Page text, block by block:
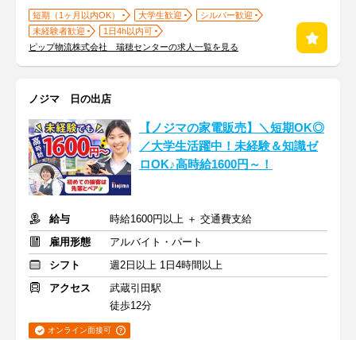
短期（1ヶ月以内OK） 大学生歓迎
シルバー歓迎
未経験者歓迎
1日4h以内可
ピップ物流株式会社 瑞穂センターの求人一覧を見る
ノジマ 日の出店
【ノジマの家電販売】＼短期OK◎
／大学生活躍中！未経験＆知識ゼ
ロOK♪高時給1600円～！
給与
時給1600円以上 ＋ 交通費支給
雇用形態
アルバイト・パート
シフト
週2日以上 1日4時間以上
アクセス
武蔵引田駅
徒歩12分
オンライン面接可